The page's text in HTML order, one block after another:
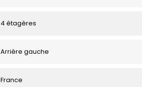
4 étagères
Arrière gauche
France